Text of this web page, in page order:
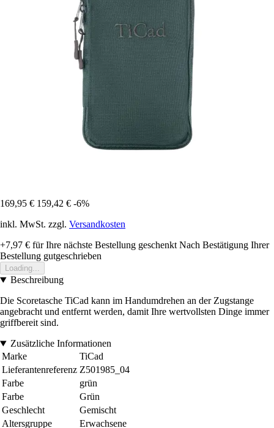
169,95 € 159,42 € -6%
inkl. MwSt. zzgl. Versandkosten
+7,97 € für Ihre nächste Bestellung geschenkt Nach Bestätigung Ihrer
Bestellung gutgeschrieben
Loading...
Beschreibung
Die Scoretasche TiCad kann im Handumdrehen an der Zugstange
angebracht und entfernt werden, damit Ihre wertvollsten Dinge immer
griffbereit sind.
Zusätzliche Informationen
Marke
TiCad
Lieferantenreferenz Z501985_04
Farbe
grün
Farbe
Grün
Geschlecht
Gemischt
Altersgruppe
Erwachsene